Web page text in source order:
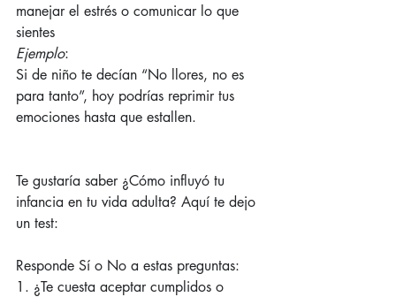
manejar el estrés o comunicar lo que
sientes
Ejemplo:
Si de niño te decían “No llores, no es
para tanto”, hoy podrías reprimir tus
emociones hasta que estallen.
Te gustaría saber ¿Cómo influyó tu
infancia en tu vida adulta? Aquí te dejo
un test:
Responde Sí o No a estas preguntas:
1. ¿Te cuesta aceptar cumplidos o